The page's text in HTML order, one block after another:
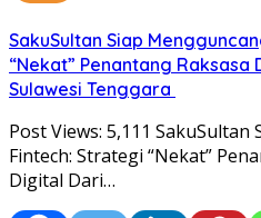
SakuSultan Siap
“Nekat” Penantang
Sulawesi Tenggara
Post Views: 5,111
Fintech: Strategi “Nekat”
Digital Dari…